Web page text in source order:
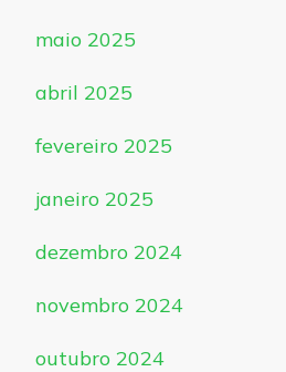
maio 2025
abril 2025
fevereiro 2025
janeiro 2025
dezembro 2024
novembro 2024
outubro 2024